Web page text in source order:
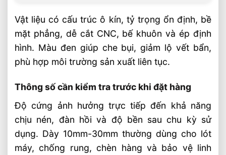
chống sốc?
Âu Lạc cung cấp EVA đen theo dạng
Công Nghiệp
Sản phẩm đề xuất
🏭 Sản xuất và phân phối toàn quốc
🎯 Liên hệ mua hàng
Vật liệu có cấu trúc ô kín, tỷ trọng ổn định, bề
mặt phẳng, dễ cắt CNC, bế khuôn và ép định
hình. Màu đen giúp che bụi, giảm lộ vết bẩn,
phù hợp môi trường sản xuất liên tục.
Thông số cần kiểm tra trước khi đặt hàng
Độ cứng ảnh hưởng trực tiếp đến khả năng
chịu nén, đàn hồi và độ bền sau chu kỳ sử
dụng. Dày 10mm-30mm thường dùng cho lót
máy, chống rung, chèn hàng và bảo vệ linh